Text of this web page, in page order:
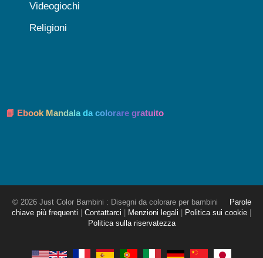
Videogiochi
Religioni
📘 Ebook Mandala da colorare gratuito
© 2026 Just Color Bambini : Disegni da colorare per bambini
Parole
chiave più frequenti
Contattarci Menzioni legali Politica sui cookie
Politica sulla riservatezza